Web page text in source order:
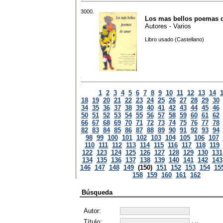
3000.
Los mas bellos poemas
Autores - Varios
Libro usado (Castellano)
1 2 3 4 5 6 7 8 9 10 11 12 13 14
18 19 20 21 22 23 24 25 26 27 28 29 30
34 35 36 37 38 39 40 41 42 43 44 45 46
50 51 52 53 54 55 56 57 58 59 60 61 62
66 67 68 69 70 71 72 73 74 75 76 77 78
82 83 84 85 86 87 88 89 90 91 92 93 94
98 99 100 101 102 103 104 105 106 107
110 111 112 113 114 115 116 117 118 119
122 123 124 125 126 127 128 129 130 131
134 135 136 137 138 139 140 141 142 143
146 147 148 149 (150) 151 152 153 154
158 159 160 161 162
Búsqueda
Autor: